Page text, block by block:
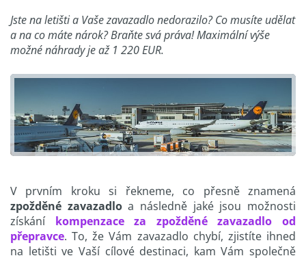
Jste na letišti a Vaše zavazadlo nedorazilo? Co musíte udělat
a na co máte nárok? Braňte svá práva! Maximální výše
možné náhrady je až 1 220 EUR.
V prvním kroku si řekneme, co přesně znamená
zpožděné zavazadloa následně jaké jsou možnosti
získání kompenzace za zpožděné zavazadlo od
přepravce. To, že Vám zavazadlo chybí, zjistíte ihned
na letišti ve Vaší cílové destinaci, kam Vám společně